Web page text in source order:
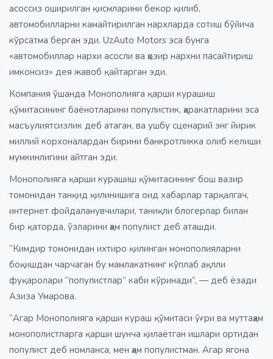
асоссиз оширилган қисмларини бекор қилиб,
автомобилларни камайтирилган нархларда сотиш бўйича
кўрсатма берган эди. UzAuto Motors эса бунга
«автомобиллар нархи асосли ва ҳозир нархни пасайтириш
имконсиз» дея жавоб қайтарган эди.
Компания ўшанда Монополияга қарши курашиш
қўмитасининг баёнотларини популистик, ҳаракатларини эса
масъулиятсизлик деб атаган, ва ушбу сценарий энг йирик
миллий корхоналардан бирини банкротликка олиб келиши
мумкинлигини айтган эди.
Монополияга қарши курашиш қўмитасининг бош вазир
томонидан танқид қилинишига оид хабарлар тарқалгач,
интернет фойдаланувчилари, таниқли блогерлар билан
бир қаторда, ўзларини ҳам популист деб аташди.
“Кимдир томонидан ихтиро қилинган монополияларни
боқишдан чарчаган бу мамлакатнинг кўплаб ақлли
фуқаролари “популистлар” каби кўринади”, — деб ёзади
Азиза Умарова.
“Агар Монополияга қарши кураш қўмитаси ўғри ва муттаҳам
монополистларга қарши шунча қилаётган ишлари ортидан
популист деб номланса, мен ҳам популистман. Агар ягона